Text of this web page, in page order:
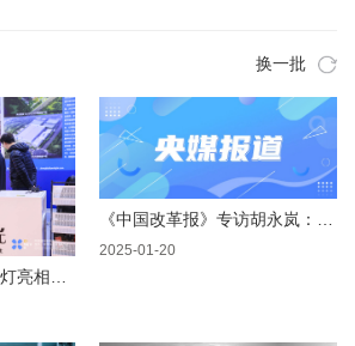
换一批
2025-01-20